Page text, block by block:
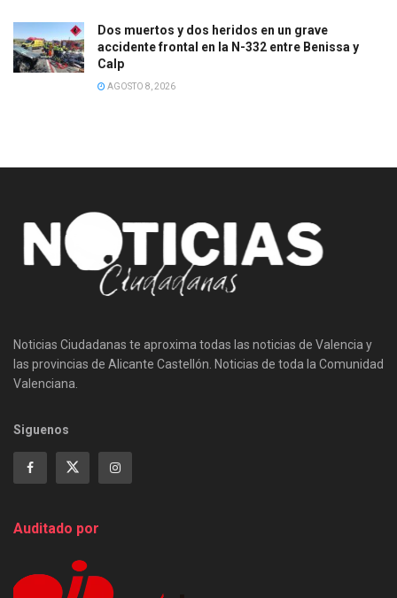
Dos muertos y dos heridos en un grave
accidente frontal en la N-332 entre Benissa y
Calp
AGOSTO 8, 2026
Noticias Ciudadanas te aproxima todas las noticias de Valencia y
las provincias de Alicante Castellón. Noticias de toda la Comunidad
Valenciana.
Siguenos
Auditado por